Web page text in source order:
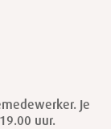
Je
uur.